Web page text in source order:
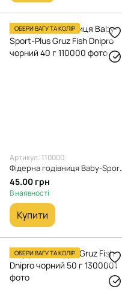
ОБЕРИ ВАГУ ТА КОЛІР
Артикул: 110000
Фідерна годівниця
45.00 грн
В наявності
Купити
ОБЕРИ ВАГУ ТА КОЛІР